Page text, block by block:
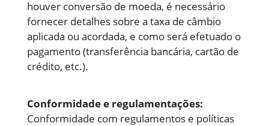
houver conversão de moeda, é necessário
fornecer detalhes sobre a taxa de câmbio
aplicada ou acordada, e como será efetuado o
pagamento (transferência bancária, cartão de
crédito, etc.).
Conformidade e regulamentações:
Conformidade com regulamentos e políticas